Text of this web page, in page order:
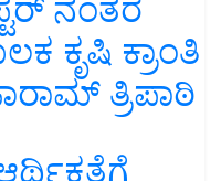
ನಂತರ
ಕೃಷಿ ಕ್ರಾಂತಿ
ತ್ರಿಪಾಠಿ